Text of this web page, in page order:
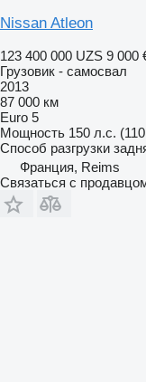
Nissan Atleon
123 400 000 UZS 9 000
Грузовик - самосвал
2013
87 000 км
Euro 5
Мощность 150 л.с.
Способ разгрузки
Франция, Reims
Связаться с